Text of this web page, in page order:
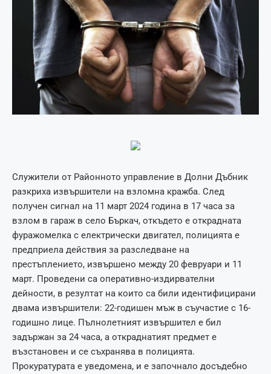
Служители от Районното управление в Долни Дъбник
разкриха извършители на взломна кражба. След
получен сигнал на 11 март 2024 година в 17 часа за
взлом в гараж в село Бъркач, откъдето е открадната
фуражомелка с електрически двигател, полицията е
предприела действия за разследване на
престъплението, извършено между 20 февруари и 11
март. Проведени са оперативно-издирвателни
дейности, в резултат на които са били идентифицирани
двама извършители: 22-годишен мъж в съучастие с 16-
годишно лице. Пълнолетният извършител е бил
задържан за 24 часа, а откраднатият предмет е
възстановен и се съхранява в полицията.
Прокуратурата е уведомена, и е започнало досъдебно